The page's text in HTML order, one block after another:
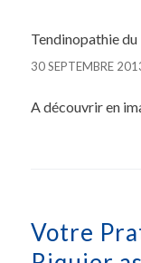
Tendinopathie
30 SEPTEMBRE
A découvrir en
Votre